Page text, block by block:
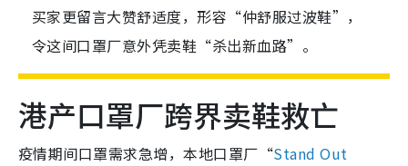
买家更留言大赞舒适度，形容“仲舒服过波鞋”，
令这间口罩厂意外凭卖鞋“杀出新血路”。
港产口罩厂跨界卖鞋救亡
疫情期间口罩需求急增，本地口罩厂“Stand Out